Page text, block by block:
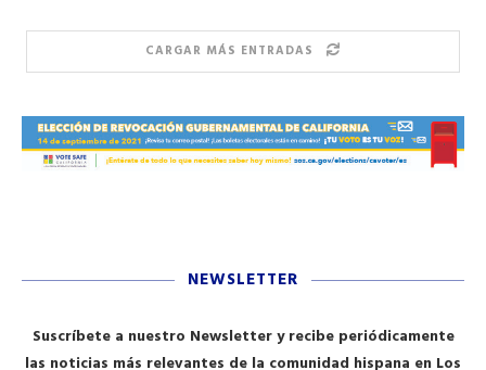
CARGAR MÁS ENTRADAS
NEWSLETTER
Suscríbete a nuestro Newsletter y recibe periódicamente
las noticias más relevantes de la comunidad hispana en Los